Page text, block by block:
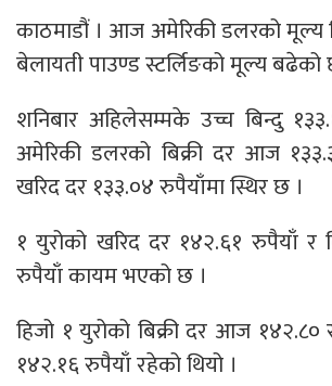
काठमाडौं । आज अमेरिकी डलरको मूल्य
बेलायती पाउण्ड स्टर्लिङको मूल्य बढेको
शनिबार अहिलेसम्मके उच्च बिन्दु
अमेरिकी डलरको बिक्री दर आज
खरिद दर १३३.०४ रुपैयाँमा स्थिर छ ।
१ युरोको खरिद दर १४२.६१ रुपैयाँ र
रुपैयाँ कायम भएको छ ।
हिजो १ युरोको बिक्री दर आज
१४२.१६ रुपैयाँ रहेको थियो ।